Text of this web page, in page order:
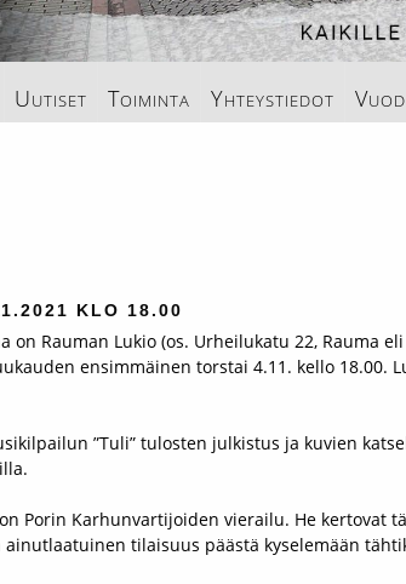
Uutiset Toiminta Yhteystiedot
KLO 18.00
on Rauman Lukio (os. Urheilukatu 22, Rauma
ensimmäinen torstai 4.11. kello 18.00.
”Tuli” tulosten julkistus ja kuvien
Porin Karhunvartijoiden vierailu. He kertovat
tilaisuus päästä kyselemään